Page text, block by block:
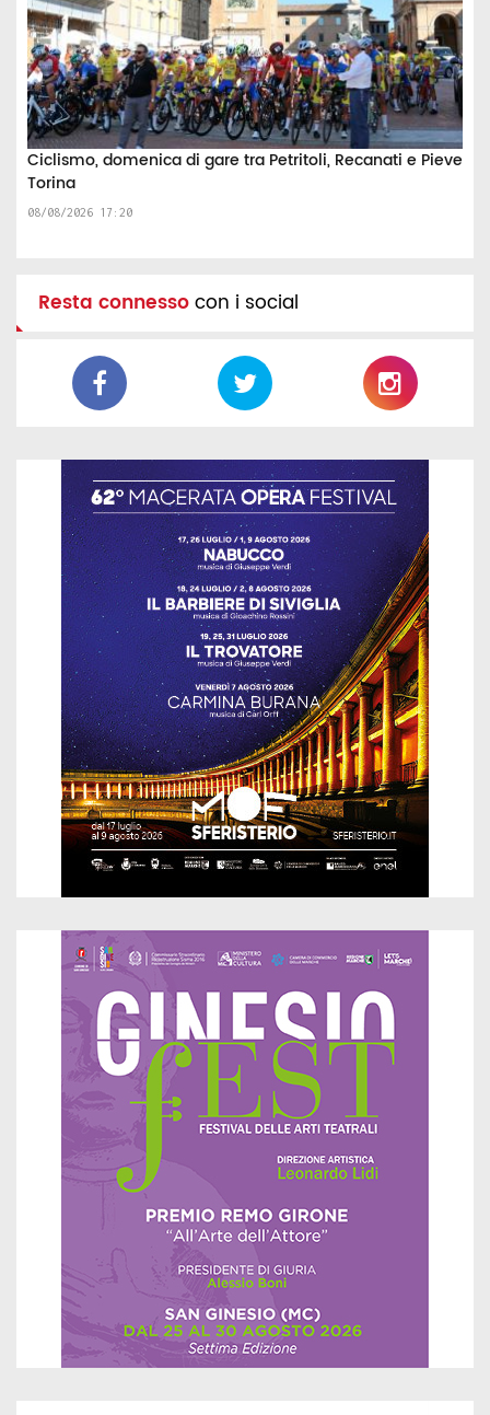
Ciclismo, domenica di gare tra Petritoli, Recanati e Pieve
Torina
08/08/2026 17:20
Resta connessocon i social